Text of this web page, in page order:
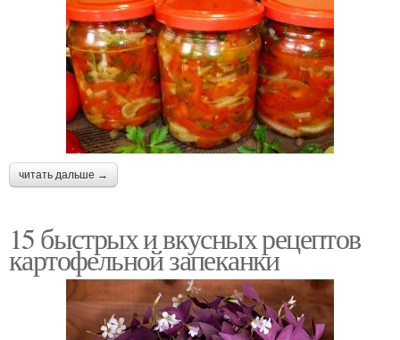
читать дальше →
15 быстрых и вкусных рецептов
картофельной запеканки